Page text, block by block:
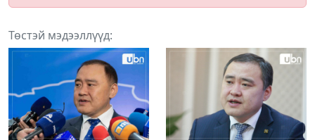
Төстэй мэдээллүүд: